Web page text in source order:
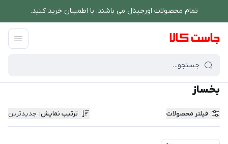
تمام محصولات اورجینال می باشند، با اطمینان خرید کنید.
فروشگاه اینترنتی جاست کالا
یخساز
فیلتر محصولات ترتیب نمایش: جدیدترین